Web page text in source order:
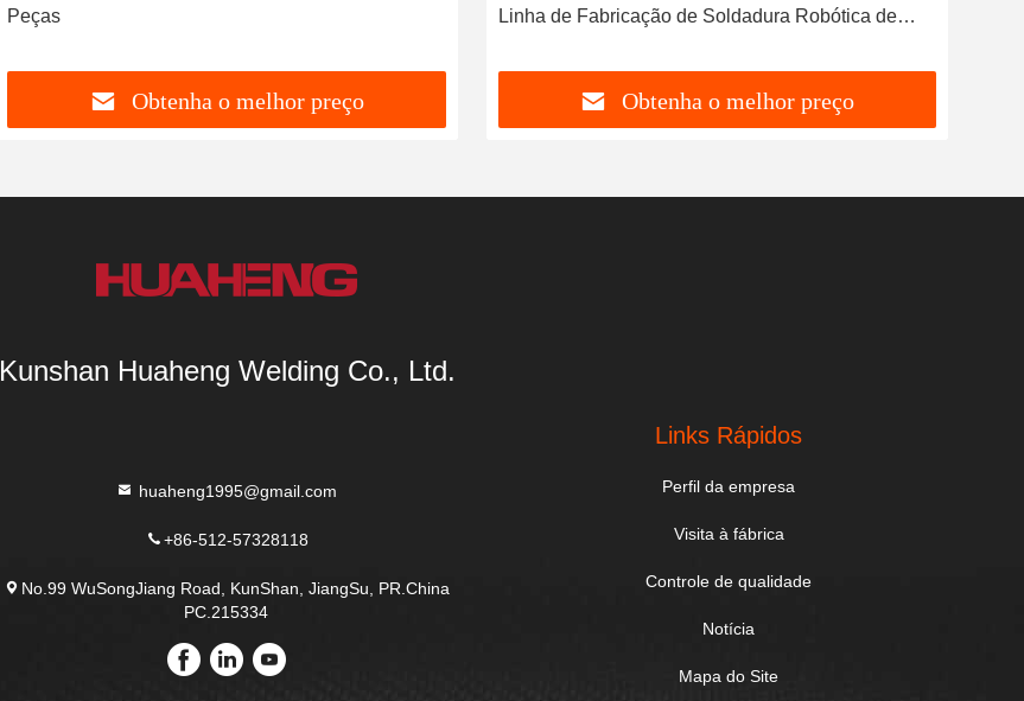
Peças
Obtenha o melhor preço
Linha de Fabricação de Soldadura Robótica de
Obtenha o melhor preço
Kunshan Huaheng Welding Co., Ltd.
huaheng1995@gmail.com
+86-512-57328118
No.99 WuSongJiang Road, KunShan, JiangSu, PR.China
PC.215334
Links Rápidos
Perfil da empresa
Visita à fábrica
Controle de qualidade
Notícia
Mapa do Site